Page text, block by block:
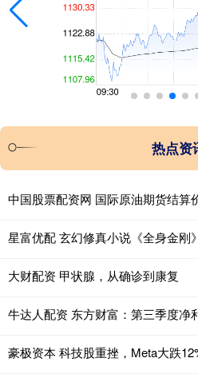
热点资
中国股票配资网 国际原油期货结算
大财配资 甲状腺，从确诊到康复
牛达人配资 东方财富：第三季度净